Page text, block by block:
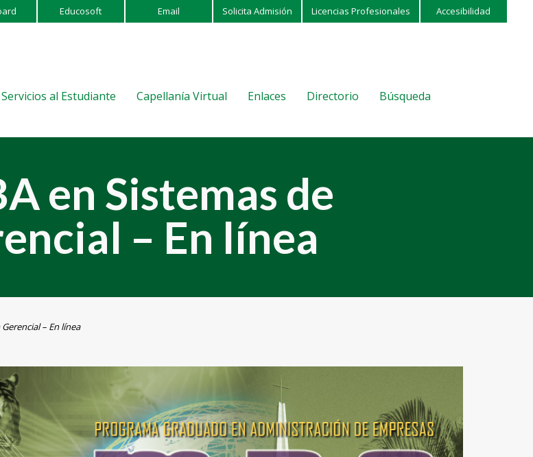
Educosoft Email Solicita Admisión Licencias Profesionales Accesibilidad
Servicios al Estudiante Capellanía Virtual Enlaces Directorio Búsqueda
en Sistemas de
– En línea
– En línea